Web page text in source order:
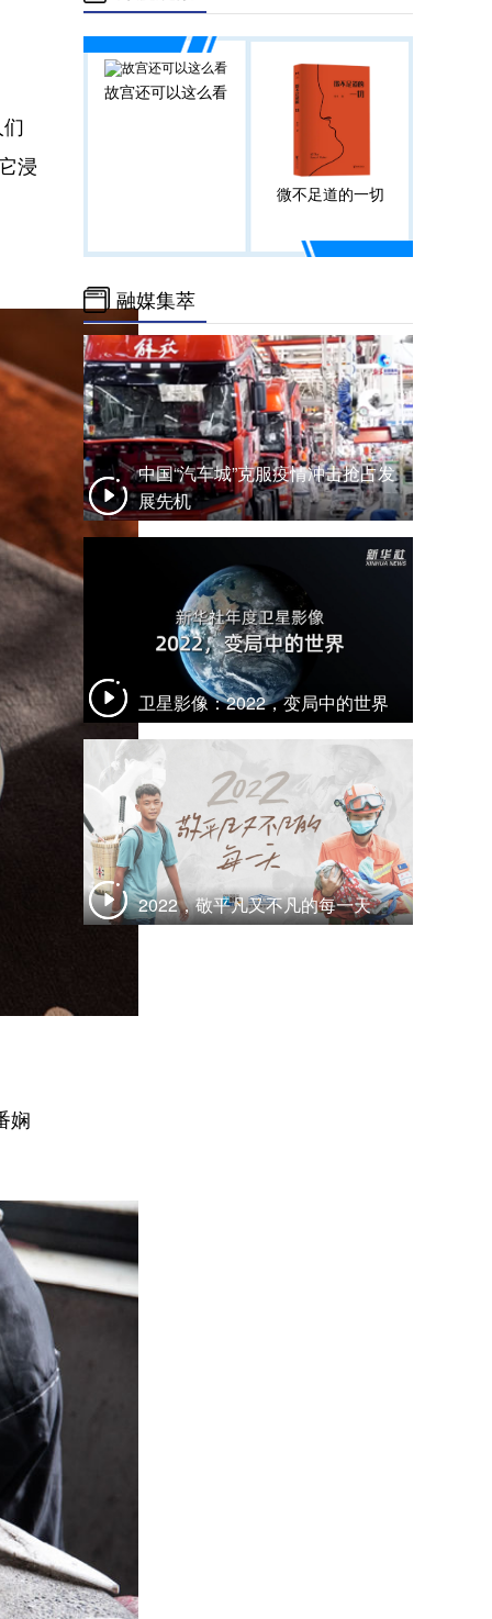
浸
娴
故宫还可以这么看
微不足道的一切
融媒集萃
中国“汽车城”克服疫情冲击抢占发
展先机
卫星影像：2022，变局中的世界
2022，敬平凡又不凡的每一天